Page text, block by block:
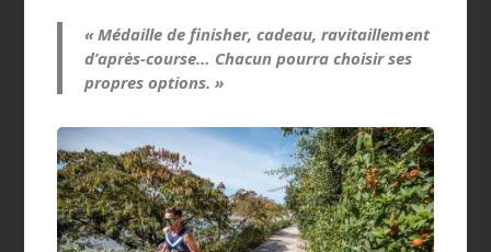
« Médaille de finisher, cadeau, ravitaillement
d’après-course… Chacun pourra choisir ses
propres options. »